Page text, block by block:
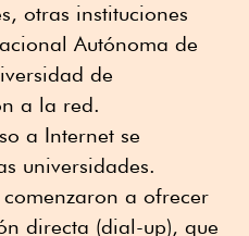
otras instituciones
Autónoma de
de
a la red.
a Internet se
universidades.
comenzaron a ofrecer
directa (dial-up), que